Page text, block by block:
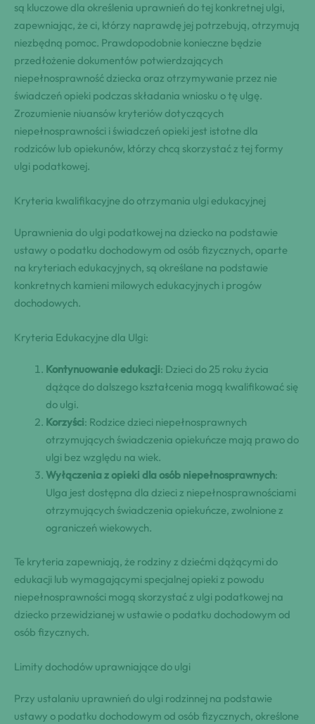
są kluczowe dla określenia uprawnień do tej konkretnej ulgi,
zapewniając, że ci, którzy naprawdę jej potrzebują, otrzymują
niezbędną pomoc. Prawdopodobnie konieczne będzie
przedłożenie dokumentów potwierdzających
niepełnosprawność dziecka oraz otrzymywanie przez nie
świadczeń opieki podczas składania wniosku o tę ulgę.
Zrozumienie niuansów kryteriów dotyczących
niepełnosprawności i świadczeń opieki jest istotne dla
rodziców lub opiekunów, którzy chcą skorzystać z tej formy
ulgi podatkowej.
Kryteria kwalifikacyjne do otrzymania ulgi edukacyjnej
Uprawnienia do ulgi podatkowej na dziecko na podstawie
ustawy o podatku dochodowym od osób fizycznych, oparte
na kryteriach edukacyjnych, są określane na podstawie
konkretnych kamieni milowych edukacyjnych i progów
dochodowych.
Kryteria Edukacyjne dla Ulgi:
Kontynuowanie edukacji: Dzieci do 25 roku życia
dążące do dalszego kształcenia mogą kwalifikować się
do ulgi.
Korzyści: Rodzice dzieci niepełnosprawnych
otrzymujących świadczenia opiekuńcze mają prawo do
ulgi bez względu na wiek.
Wyłączenia z opieki dla osób niepełnosprawnych:
Ulga jest dostępna dla dzieci z niepełnosprawnościami
otrzymujących świadczenia opiekuńcze, zwolnione z
ograniczeń wiekowych.
Te kryteria zapewniają, że rodziny z dziećmi dążącymi do
edukacji lub wymagającymi specjalnej opieki z powodu
niepełnosprawności mogą skorzystać z ulgi podatkowej na
dziecko przewidzianej w ustawie o podatku dochodowym od
osób fizycznych.
Limity dochodów uprawniające do ulgi
Przy ustalaniu uprawnień do ulgi rodzinnej na podstawie
ustawy o podatku dochodowym od osób fizycznych, określone